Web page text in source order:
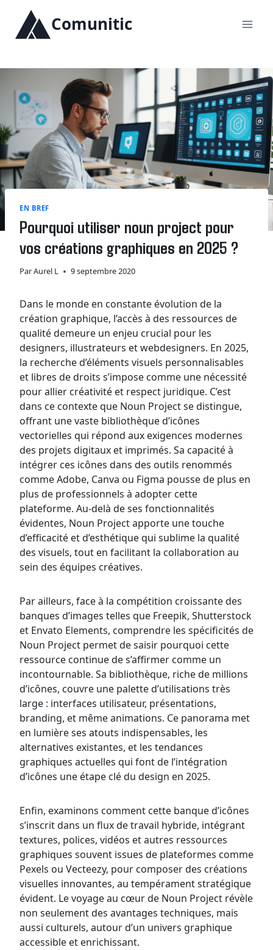
contenu
Comunitic
EN BREF
Pourquoi utiliser noun project pour
vos créations graphiques en 2025 ?
ParAurel L 9 septembre 2020
Dans le monde en constante évolution de la
création graphique, l’accès à des ressources de
qualité demeure un enjeu crucial pour les
designers, illustrateurs et webdesigners. En 2025,
la recherche d’éléments visuels personnalisables
et libres de droits s’impose comme une nécessité
pour allier créativité et respect juridique. C’est
dans ce contexte que Noun Project se distingue,
offrant une vaste bibliothèque d’icônes
vectorielles qui répond aux exigences modernes
des projets digitaux et imprimés. Sa capacité à
intégrer ces icônes dans des outils renommés
comme Adobe, Canva ou Figma pousse de plus en
plus de professionnels à adopter cette
plateforme. Au-delà de ses fonctionnalités
évidentes, Noun Project apporte une touche
d’efficacité et d’esthétique qui sublime la qualité
des visuels, tout en facilitant la collaboration au
sein des équipes créatives.
Par ailleurs, face à la compétition croissante des
banques d’images telles que Freepik, Shutterstock
et Envato Elements, comprendre les spécificités de
Noun Project permet de saisir pourquoi cette
ressource continue de s’affirmer comme un
incontournable. Sa bibliothèque, riche de millions
d’icônes, couvre une palette d’utilisations très
large : interfaces utilisateur, présentations,
branding, et même animations. Ce panorama met
en lumière ses atouts indispensables, les
alternatives existantes, et les tendances
graphiques actuelles qui font de l’intégration
d’icônes une étape clé du design en 2025.
Enfin, examinons comment cette banque d’icônes
s’inscrit dans un flux de travail hybride, intégrant
textures, polices, vidéos et autres ressources
graphiques souvent issues de plateformes comme
Pexels ou Vecteezy, pour composer des créations
visuelles innovantes, au tempérament stratégique
évident. Le voyage au cœur de Noun Project révèle
non seulement des avantages techniques, mais
aussi culturels, autour d’un univers graphique
accessible et enrichissant.